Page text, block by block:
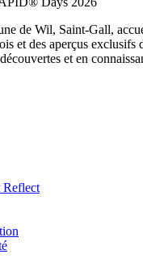
de Wil, Saint-Gall,
et des aperçus
et en